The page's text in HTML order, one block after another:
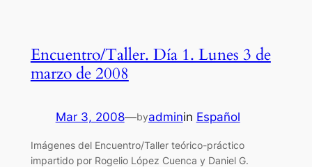
Encuentro/Taller. Día 1. Lunes 3 de
marzo de 2008
Mar 3, 2008—byadminin Español
Imágenes del Encuentro/Taller teórico-práctico
impartido por Rogelio López Cuenca y Daniel G.